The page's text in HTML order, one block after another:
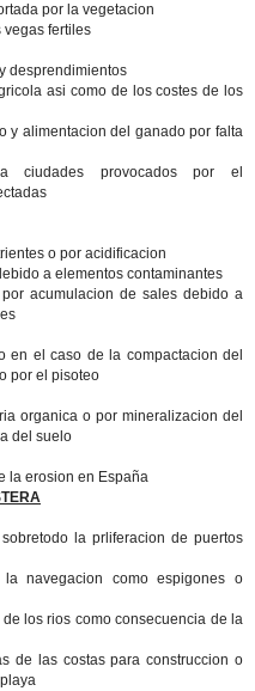
por la vegetacion
vegas fertiles
desprendimientos
asi como de los costes de los
y alimentacion del ganado por falta
ciudades provocados por el
o por acidificacion
a elementos contaminantes
por acumulacion de sales debido a
en el caso de la compactacion del
por el pisoteo
organica o por mineralizacion del
del suelo
la erosion en España
la prliferacion de puertos
la navegacion como espigones o
los rios como consecuencia de la
de las costas para construccion o